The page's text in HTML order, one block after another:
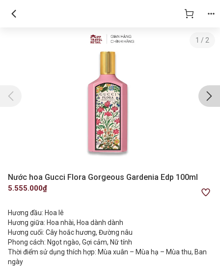
1 / 2
Nước hoa Gucci Flora Gorgeous Gardenia Edp 100ml
5.555.000₫
Hương đầu: Hoa lê
Hương giữa: Hoa nhài, Hoa dành dành
Hương cuối: Cây hoắc hương, Đường nâu
Phong cách: Ngọt ngào, Gợi cảm, Nữ tính
Thời điểm sử dụng thích hợp: Mùa xuân – Mùa hạ – Mùa thu, Ban
ngày